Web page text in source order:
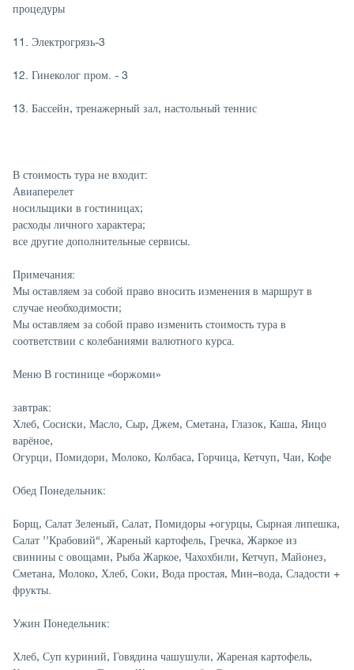
процедуры
11. Электрогрязь-3
12. Гинеколог пром. - 3
13. Бассейн, тренажерный зал, настольный теннис
В стоимость тура не входит:
Авиаперелет
носильщики в гостиницах;
расходы личного характера;
все другие дополнительные сервисы.
Примечания:
Мы оставляем за собой право вносить изменения в маршрут в
случае необходимости;
Мы оставляем за собой право изменить стоимость тура в
соответствии с колебаниями валютного курса.
Меню В гостинице «боржоми»
завтрак:
Хлеб, Сосиски, Масло, Сыр, Джем, Сметана, Глазок, Каша, Яицо
варёное,
Огурци, Помидори, Молоко, Колбаса, Горчица, Кетчуп, Чаи, Кофе
Обед Понедельник:
Борщ, Салат Зеленый, Салат, Помидоры +огурцы, Сырная липешка,
Салат ’’Крабовий“, Жареный картофель, Гречка, Жаркое из
свинины с овощами, Рыба Жаркое, Чахохбили, Кетчуп, Майонез,
Сметана, Молоко, Хлеб, Соки, Вода простая, Мин–вода, Сладости +
фрукты.
Ужин Понедельник:
Хлеб, Суп куриний, Говядина чашушули, Жареная картофель,